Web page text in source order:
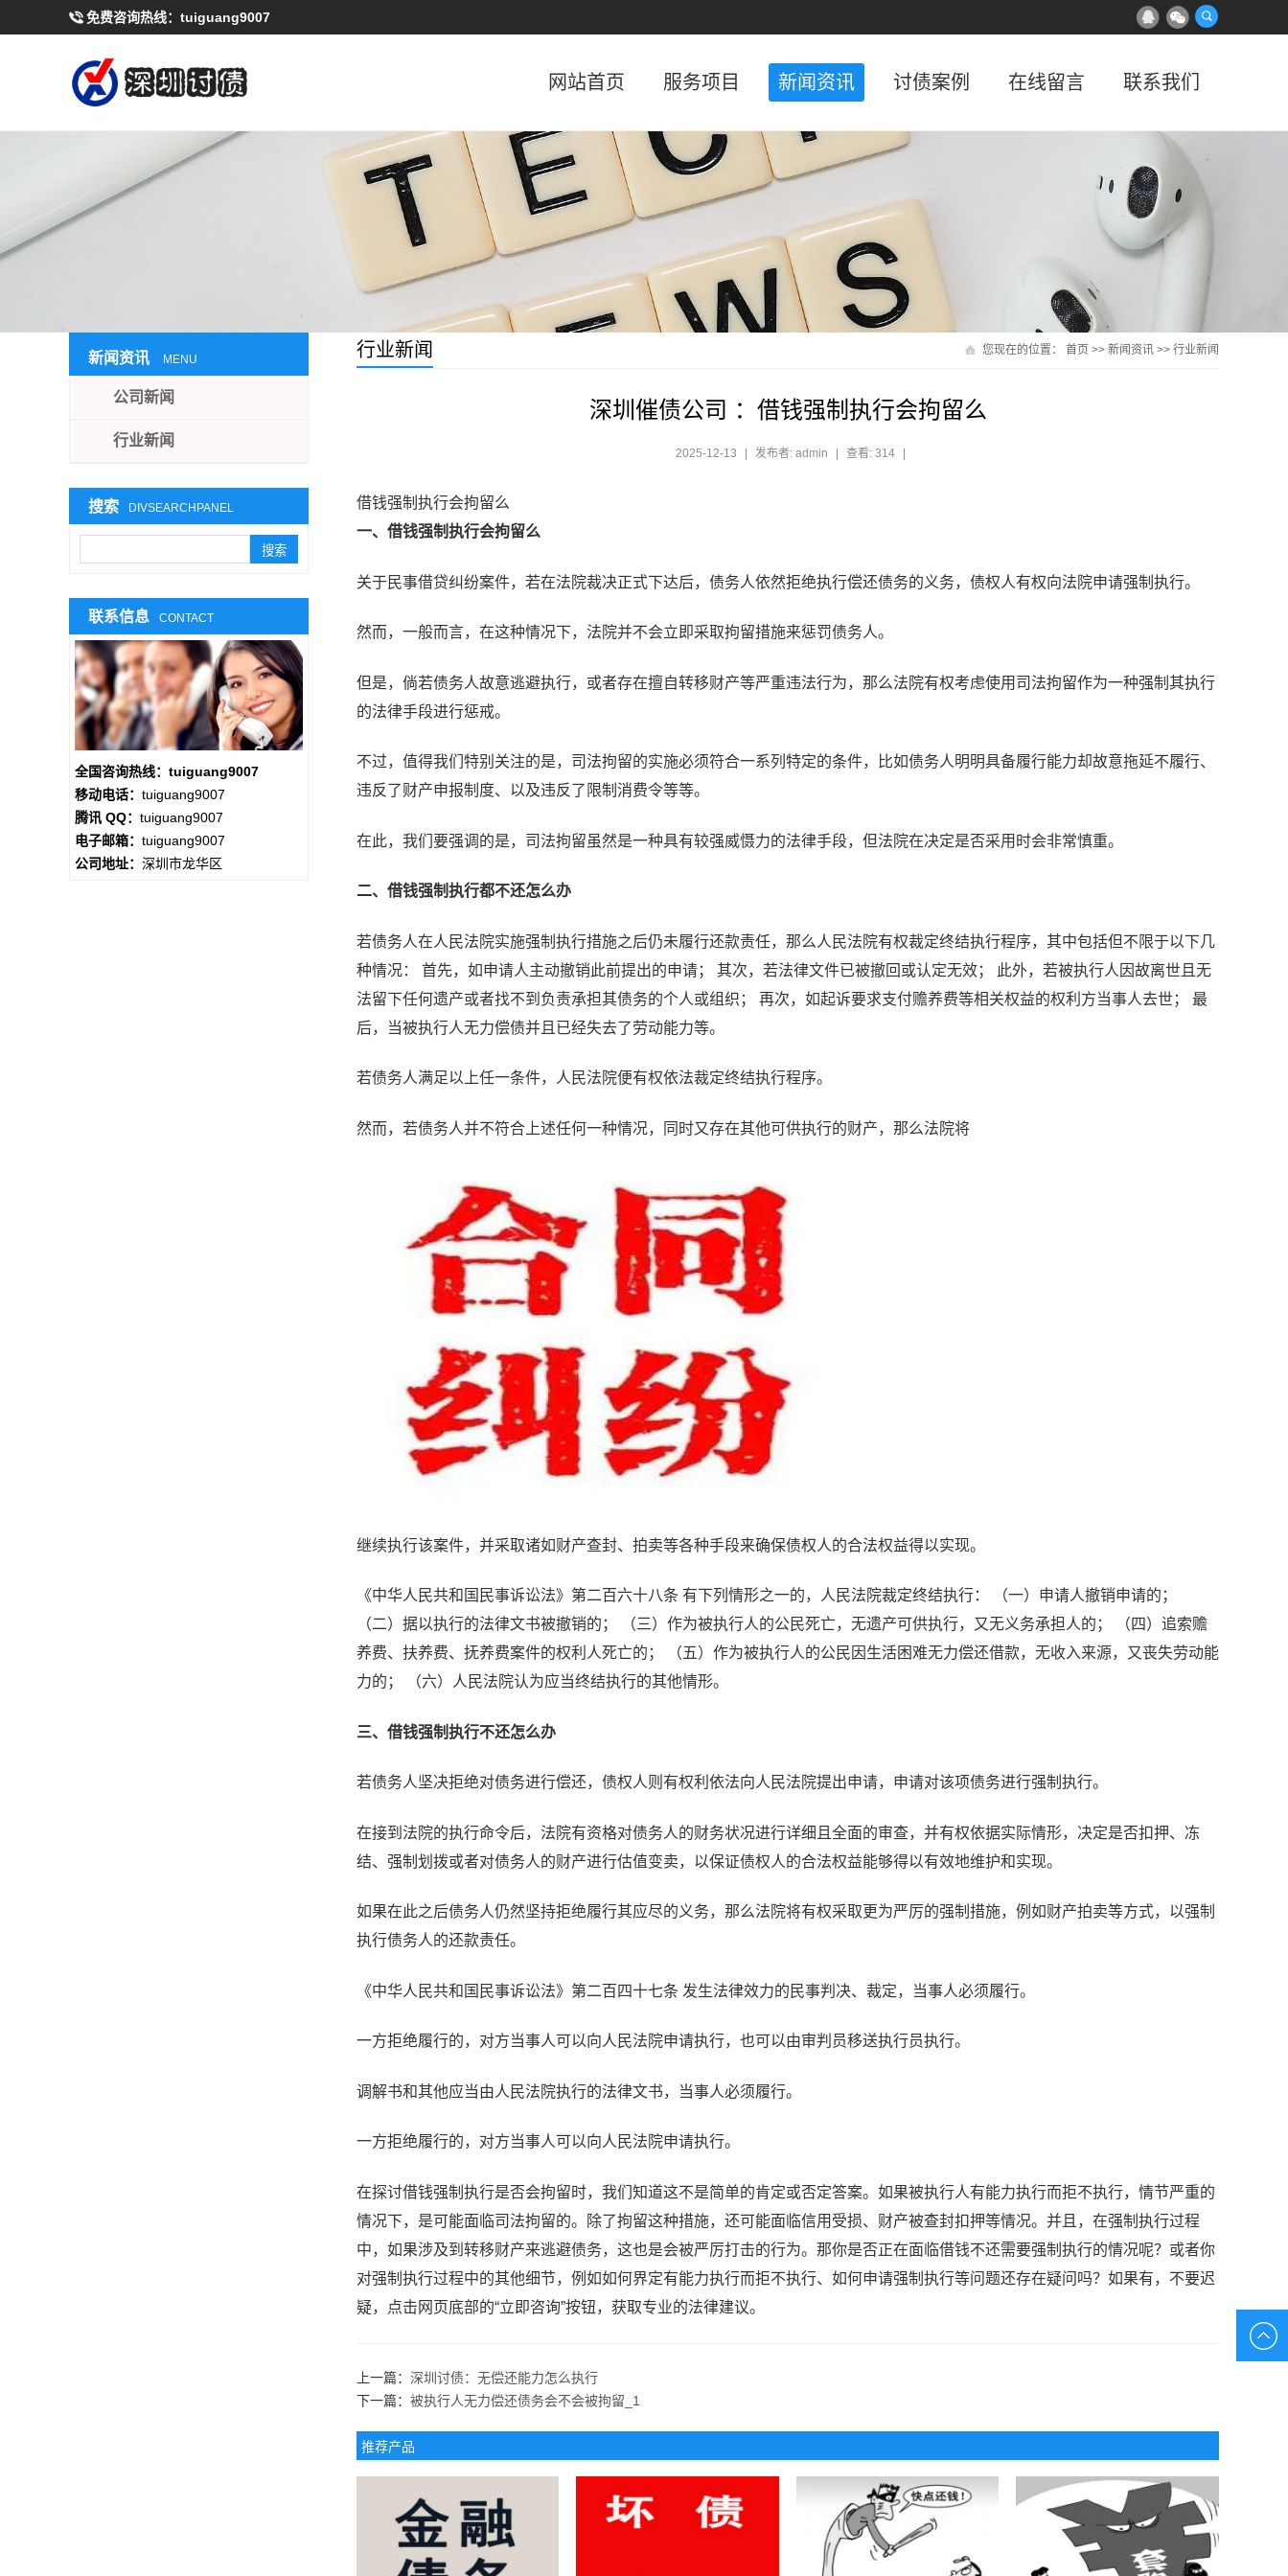
免费咨询热线： tuiguang9007
网站首页 服务项目 新闻资讯 讨债案例 在线留言 联系我们
您现在的位置： 首页 >> 新闻资讯 >> 行业新闻
行业新闻
深圳催债公司 ：借钱强制执行会拘留么
2025-12-13 发布者: admin 查看: 314
借钱强制执行会拘留么
一、借钱强制执行会拘留么
关于民事借贷纠纷案件，若在法院裁决正式下达后，债务人依然拒绝执行偿还债务的义务，债权人有权向法院申请强制执行。
然而，一般而言，在这种情况下，法院并不会立即采取拘留措施来惩罚债务人。
但是，倘若债务人故意逃避执行，或者存在擅自转移财产等严重违法行为，那么法院有权考虑使用司法拘留作为一种强制其执行
的法律手段进行惩戒。
不过，值得我们特别关注的是，司法拘留的实施必须符合一系列特定的条件，比如债务人明明具备履行能力却故意拖延不履行、
违反了财产申报制度、以及违反了限制消费令等等。
在此，我们要强调的是，司法拘留虽然是一种具有较强威慑力的法律手段，但法院在决定是否采用时会非常慎重。
二、借钱强制执行都不还怎么办
若债务人在人民法院实施强制执行措施之后仍未履行还款责任，那么人民法院有权裁定终结执行程序，其中包括但不限于以下几
种情况： 首先，如申请人主动撤销此前提出的申请； 其次，若法律文件已被撤回或认定无效； 此外，若被执行人因故离世且无
法留下任何遗产或者找不到负责承担其债务的个人或组织； 再次，如起诉要求支付赡养费等相关权益的权利方当事人去世； 最
后，当被执行人无力偿债并且已经失去了劳动能力等。
若债务人满足以上任一条件，人民法院便有权依法裁定终结执行程序。
然而，若债务人并不符合上述任何一种情况，同时又存在其他可供执行的财产，那么法院将
继续执行该案件，并采取诸如财产查封、拍卖等各种手段来确保债权人的合法权益得以实现。
《中华人民共和国民事诉讼法》第二百六十八条 有下列情形之一的，人民法院裁定终结执行： （一）申请人撤销申请的；
（二）据以执行的法律文书被撤销的； （三）作为被执行人的公民死亡，无遗产可供执行，又无义务承担人的； （四）追索赡
养费、扶养费、抚养费案件的权利人死亡的； （五）作为被执行人的公民因生活困难无力偿还借款，无收入来源，又丧失劳动能
力的； （六）人民法院认为应当终结执行的其他情形。
三、借钱强制执行不还怎么办
若债务人坚决拒绝对债务进行偿还，债权人则有权利依法向人民法院提出申请，申请对该项债务进行强制执行。
在接到法院的执行命令后，法院有资格对债务人的财务状况进行详细且全面的审查，并有权依据实际情形，决定是否扣押、冻
结、强制划拨或者对债务人的财产进行估值变卖，以保证债权人的合法权益能够得以有效地维护和实现。
如果在此之后债务人仍然坚持拒绝履行其应尽的义务，那么法院将有权采取更为严厉的强制措施，例如财产拍卖等方式，以强制
执行债务人的还款责任。
《中华人民共和国民事诉讼法》第二百四十七条 发生法律效力的民事判决、裁定，当事人必须履行。
一方拒绝履行的，对方当事人可以向人民法院申请执行，也可以由审判员移送执行员执行。
调解书和其他应当由人民法院执行的法律文书，当事人必须履行。
一方拒绝履行的，对方当事人可以向人民法院申请执行。
在探讨借钱强制执行是否会拘留时，我们知道这不是简单的肯定或否定答案。如果被执行人有能力执行而拒不执行，情节严重的
情况下，是可能面临司法拘留的。除了拘留这种措施，还可能面临信用受损、财产被查封扣押等情况。并且，在强制执行过程
中，如果涉及到转移财产来逃避债务，这也是会被严厉打击的行为。那你是否正在面临借钱不还需要强制执行的情况呢？或者你
对强制执行过程中的其他细节，例如如何界定有能力执行而拒不执行、如何申请强制执行等问题还存在疑问吗？如果有，不要迟
疑，点击网页底部的“立即咨询”按钮，获取专业的法律建议。
上一篇： 深圳讨债：无偿还能力怎么执行
下一篇： 被执行人无力偿还债务会不会被拘留_1
推荐产品
新闻资讯 MENU
公司新闻
行业新闻
搜索 DIVSEARCHPANEL
联系信息 CONTACT
全国咨询热线：tuiguang9007
移动电话： tuiguang9007
腾讯 QQ： tuiguang9007
电子邮箱： tuiguang9007
公司地址： 深圳市龙华区